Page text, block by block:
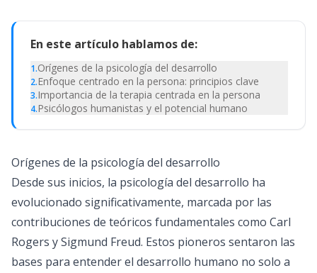
En este artículo hablamos de:
1.Orígenes de la psicología del desarrollo
2.Enfoque centrado en la persona: principios clave
3.Importancia de la terapia centrada en la persona
4.Psicólogos humanistas y el potencial humano
Orígenes de la psicología del desarrollo
Desde sus inicios, la psicología del desarrollo ha
evolucionado significativamente, marcada por las
contribuciones de teóricos fundamentales como Carl
Rogers y Sigmund Freud. Estos pioneros sentaron las
bases para entender el desarrollo humano no solo a